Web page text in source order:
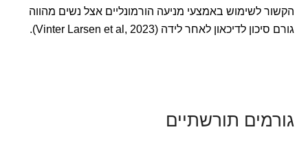
הקשור לשימוש באמצעי מניעה הורמונליים אצל נשים מהווה
גורם סיכון לדיכאון לאחר לידה (Vinter Larsen et al, 2023).
גורמים תורשתיים